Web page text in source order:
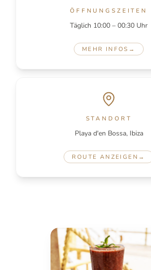
ÖFFNUNGSZEITEN
Täglich 10:00 – 00:30 Uhr
MEHR INFOS →
STANDORT
Playa d'en Bossa, Ibiza
ROUTE ANZEIGEN →